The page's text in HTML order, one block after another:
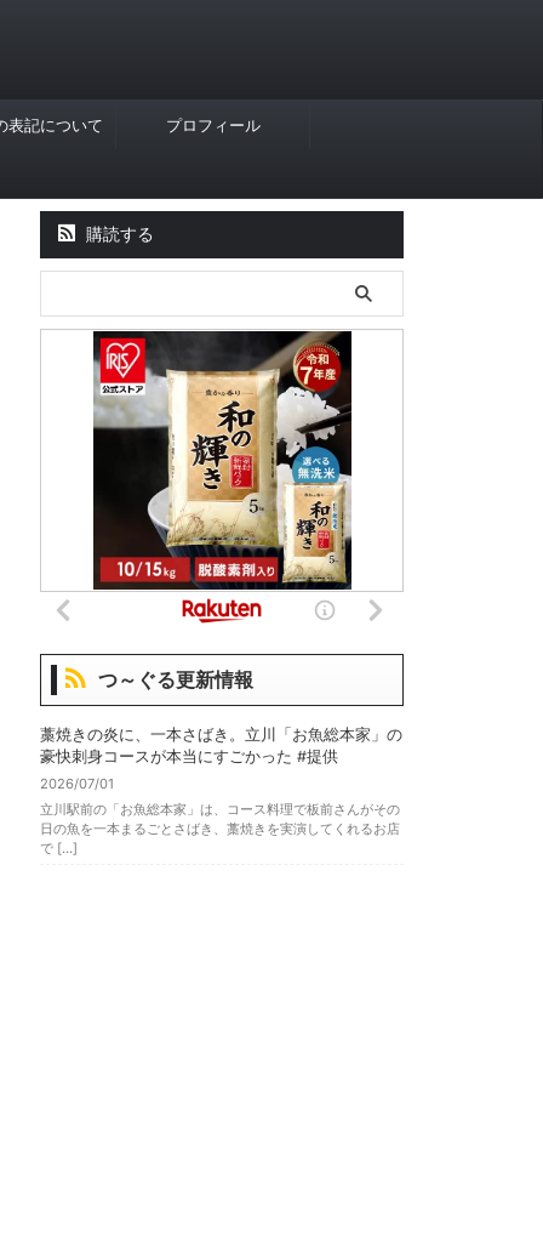
表記について プロフィール
購読する
つ～ぐる更新情報
藁焼きの炎に、一本さばき。立川「お魚総本家」の
豪快刺身コースが本当にすごかった #提供
2026/07/01
立川駅前の「お魚総本家」は、コース料理で板前さんがその
日の魚を一本まるごとさばき、藁焼きを実演してくれるお店
で […]